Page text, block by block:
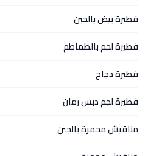
فطيرة بيض بالجبن
فطيرة لحم بالطماطم
فطيرة دجاج
فطيرة لجم دبس رمان
مناقيش محمرة بالجبن